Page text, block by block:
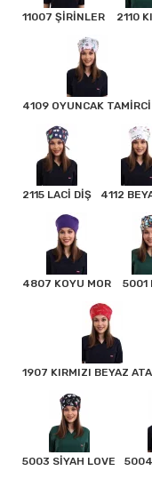
11007 ŞİRİNLER 2110
4109 OYUNCAK TAMİRCİ
2115 LACİ DİŞ 4112
4807 KOYU MOR 5001
1907 KIRMIZI BEYAZ
5003 SİYAH LOVE 5004